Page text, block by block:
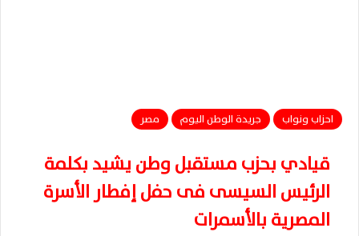
احزاب ونواب جريدة الوطن اليوم مصر
قيادي بحزب مستقبل وطن يشيد بكلمة
الرئيس السيسى فى حفل إفطار الأسرة
المصرية بالأسمرات